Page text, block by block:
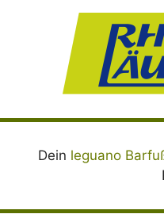
Dein leguano